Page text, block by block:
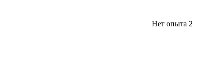
Нет опыта 2